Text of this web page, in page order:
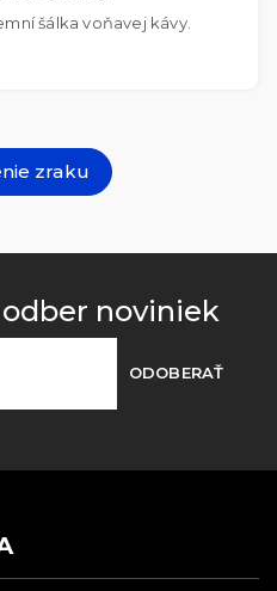
šálka voňavej kávy.
zraku
noviniek
ODOBERAŤ